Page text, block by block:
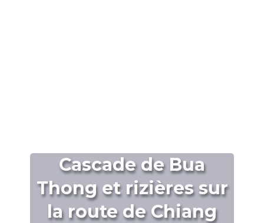
Cascade de Bua
Thong et rizières sur
la route de Chiang